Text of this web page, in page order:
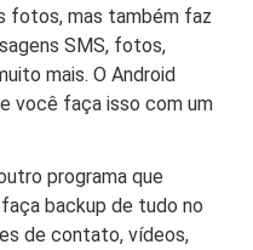
fotos, mas também faz
SMS, fotos,
mais. O Android
você faça isso com um
programa que
backup de tudo no
de contato, vídeos,